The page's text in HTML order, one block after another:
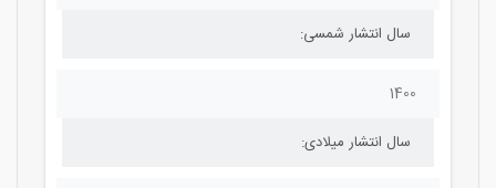
سال انتشار شمسی:
1400
سال انتشار میلادی: